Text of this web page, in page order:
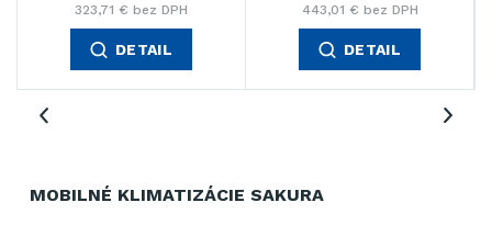
323,71 € bez DPH
DETAIL
443,01 € bez DPH
DETAIL
MOBILNÉ KLIMATIZÁCIE SAKURA